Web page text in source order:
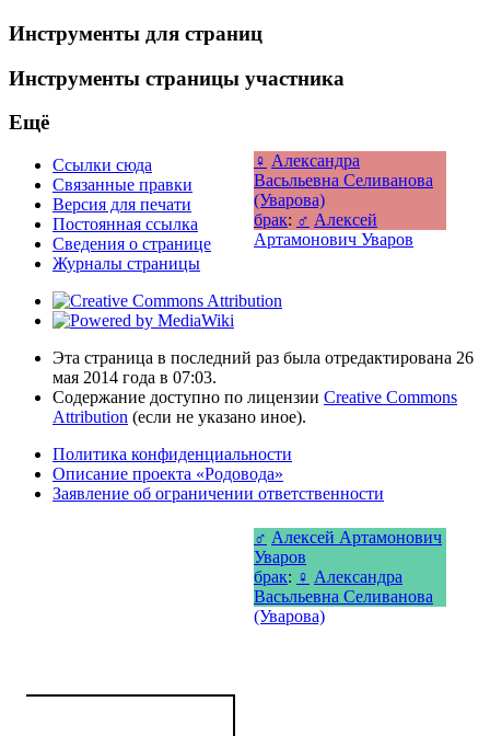
♀ Александра
Васьльевна Селиванова
(Уварова)
брак: ♂ Алексей
Артамонович Уваров
♂ Алексей Артамонович
Уваров
брак: ♀ Александра
Васьльевна Селиванова
(Уварова)
Инструменты для страниц
Инструменты страницы участника
Ещё
Ссылки сюда
Связанные правки
Версия для печати
Постоянная ссылка
Сведения о странице
Журналы страницы
Эта страница в последний раз была отредактирована 26
мая 2014 года в 07:03.
Содержание доступно по лицензии Creative Commons
Attribution (если не указано иное).
Политика конфиденциальности
Описание проекта «Родовода»
Заявление об ограничении ответственности